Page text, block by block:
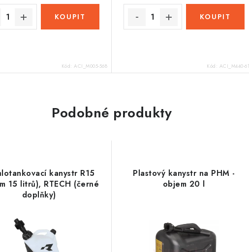
Kód: ACI_M005-568 Kód: ACI_M440-
Podobné produkty
kanystr R15
15 litrů), RTECH (černé
doplňky)
Plastový kanystr na PHM -
objem 20 l